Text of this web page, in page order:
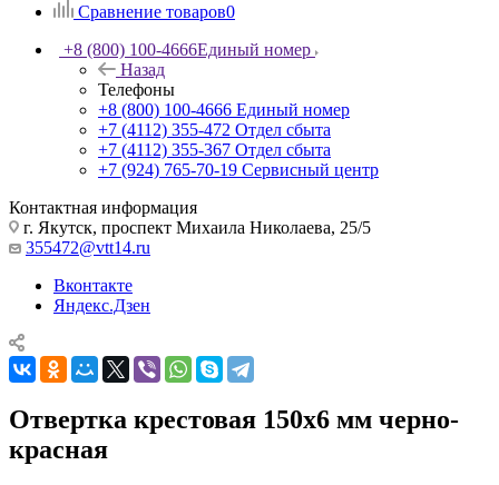
Сравнение товаров0
+8 (800) 100-4666Единый номер
Назад
Телефоны
+8 (800) 100-4666 Единый номер
+7 (4112) 355-472 Отдел сбыта
+7 (4112) 355-367 Отдел сбыта
+7 (924) 765-70-19 Сервисный центр
Контактная информация
г. Якутск, проспект Михаила Николаева, 25/5
355472@vtt14.ru
Вконтакте
Яндекс.Дзен
Отвертка крестовая 150х6 мм черно-
красная